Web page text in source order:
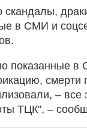
скандалы,
в СМИ и
показанные
смерти
– все
ТЦК", –